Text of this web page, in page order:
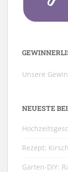
Unsere
NEUESTE
Rezept:
Garten-DIY: